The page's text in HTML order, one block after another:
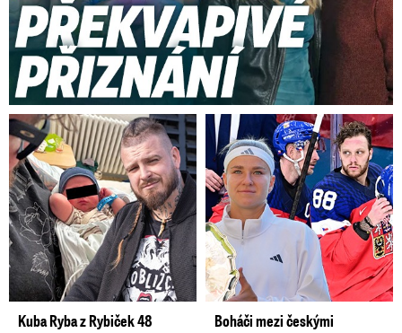
Kuba Ryba z Rybiček 48
Boháči mezi českými